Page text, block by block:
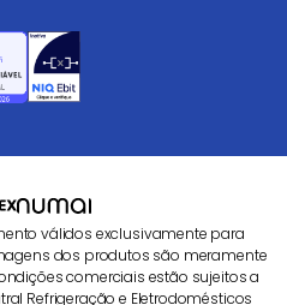
válidos exclusivamente para
dos produtos são meramente
comerciais estão sujeitos a
Refrigeração e Eletrodomésticos